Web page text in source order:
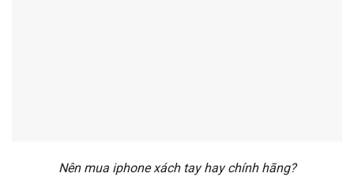
Nên mua iphone xách tay hay chính hãng?